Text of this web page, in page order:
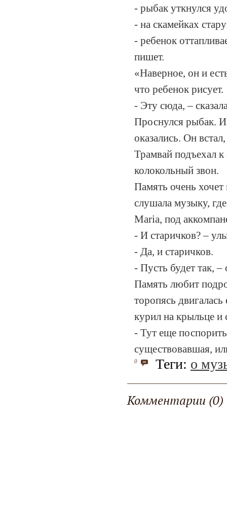
- рыбак уткнулся
- на скамейках
- ребенок
пишет.
«Наверное, он и
что ребенок рисует.
- Эту сюда, –
Проснулся рыбак. И
оказались. Он
Трамвай подъехал
колокольный звон.
Память очень
слушала музыку,
Maria, под
- И старичков? –
- Да, и старичков.
- Пусть будет так, –
Память любит
торопясь
курил на крыльце и
- Тут еще
существовавшая,
0 Теги: о
Комментарии (0)